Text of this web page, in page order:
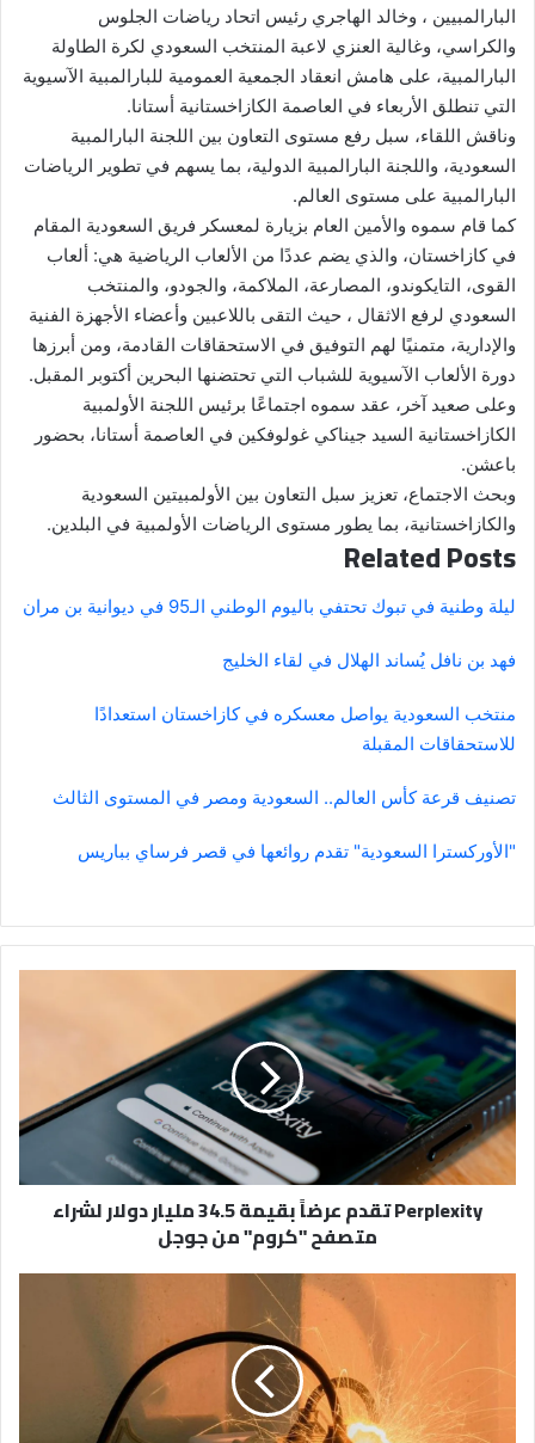
البارالمبيين ، وخالد الهاجري رئيس اتحاد رياضات الجلوس
والكراسي، وغالية العنزي لاعبة المنتخب السعودي لكرة الطاولة
البارالمبية، على هامش انعقاد الجمعية العمومية للبارالمبية الآسيوية
التي تنطلق الأربعاء في العاصمة الكازاخستانية أستانا.
وناقش اللقاء، سبل رفع مستوى التعاون بين اللجنة البارالمبية
السعودية، واللجنة البارالمبية الدولية، بما يسهم في تطوير الرياضات
البارالمبية على مستوى العالم.
كما قام سموه والأمين العام بزيارة لمعسكر فريق السعودية المقام
في كازاخستان، والذي يضم عددًا من الألعاب الرياضية هي: ألعاب
القوى، التايكوندو، المصارعة، الملاكمة، والجودو، والمنتخب
السعودي لرفع الاثقال ، حيث التقى باللاعبين وأعضاء الأجهزة الفنية
والإدارية، متمنيًا لهم التوفيق في الاستحقاقات القادمة، ومن أبرزها
دورة الألعاب الآسيوية للشباب التي تحتضنها البحرين أكتوبر المقبل.
وعلى صعيد آخر، عقد سموه اجتماعًا برئيس اللجنة الأولمبية
الكازاخستانية السيد جيناكي غولوفكين في العاصمة أستانا، بحضور
باعشن.
وبحث الاجتماع، تعزيز سبل التعاون بين الأولمبيتين السعودية
والكازاخستانية، بما يطور مستوى الرياضات الأولمبية في البلدين.
Related Posts
ليلة وطنية في تبوك تحتفي باليوم الوطني الـ95 في ديوانية بن مران
فهد بن نافل يُساند الهلال في لقاء الخليج
منتخب السعودية يواصل معسكره في كازاخستان استعدادًا
للاستحقاقات المقبلة
تصنيف قرعة كأس العالم.. السعودية ومصر في المستوى الثالث
"الأوركسترا السعودية" تقدم روائعها في قصر فرساي بباريس
تقدم
عرضاً
بقيمة
34.5
مليار
دولار
لشراء
متصفح
"كروم"
Perplexity تقدم عرضاً بقيمة 34.5 مليار دولار لشراء
متصفح "كروم" من جوجل
الدفاع
ممارسات
شائعة